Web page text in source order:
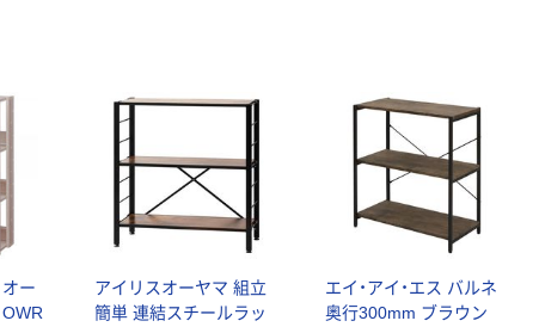
ー
アイリスオーヤマ 組立
簡単 連結スチールラッ
エイ・アイ・エス バルネ
奥行300mm ブラウン